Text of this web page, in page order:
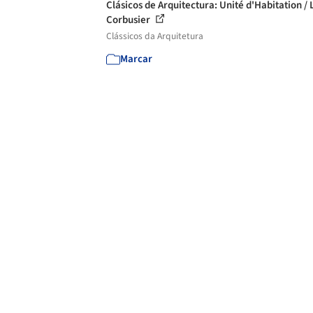
Clásicos de Arquitectura: Unité d'Habitation /
Corbusier
Clássicos da Arquitetura
Marcar